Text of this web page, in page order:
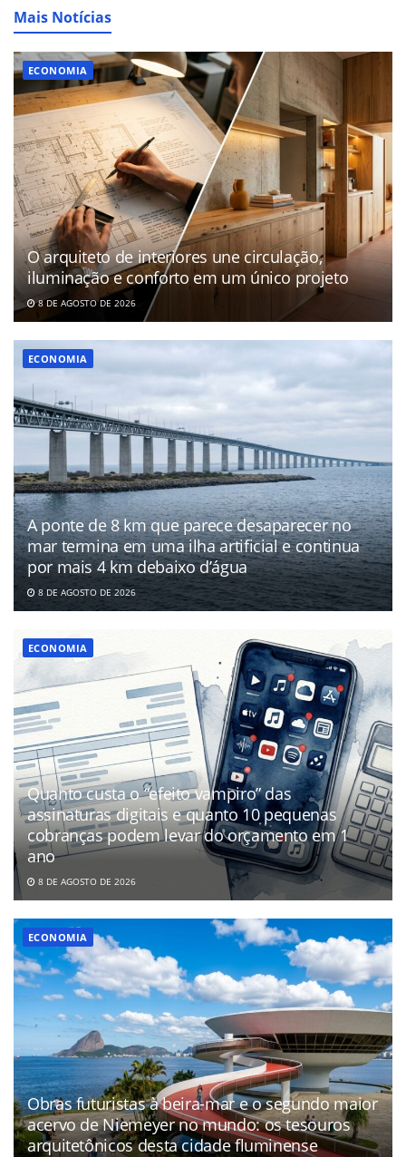
Mais Notícias
ECONOMIA
O arquiteto de interiores une circulação,
iluminação e conforto em um único projeto
8 DE AGOSTO DE 2026
ECONOMIA
A ponte de 8 km que parece desaparecer no
mar termina em uma ilha artificial e continua
por mais 4 km debaixo d’água
8 DE AGOSTO DE 2026
ECONOMIA
Quanto custa o “efeito vampiro” das
assinaturas digitais e quanto 10 pequenas
cobranças podem levar do orçamento em 1
ano
8 DE AGOSTO DE 2026
ECONOMIA
Obras futuristas à beira-mar e o segundo maior
acervo de Niemeyer no mundo: os tesouros
arquitetônicos desta cidade fluminense